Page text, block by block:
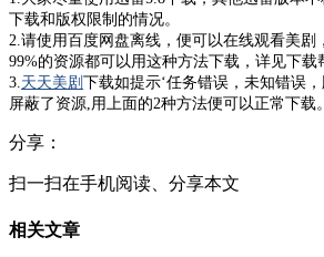
下载和版权限制的情况。
2.请使用百度网盘离线，便可以在线观看美剧
99%的资源都可以用这种方法下载，详见下载
3.天天美剧 下载如提示‘任务错误，未知错误
屏蔽了资源,用上面的2种方法便可以正常下载。
分享：
扫一扫在手机阅读、分享本文
相关文章